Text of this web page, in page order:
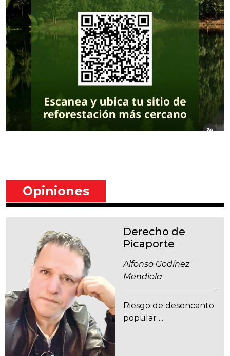
Opiniones
Derecho de
Picaporte
Alfonso Godínez
Mendiola
Riesgo de desencanto
popular ...